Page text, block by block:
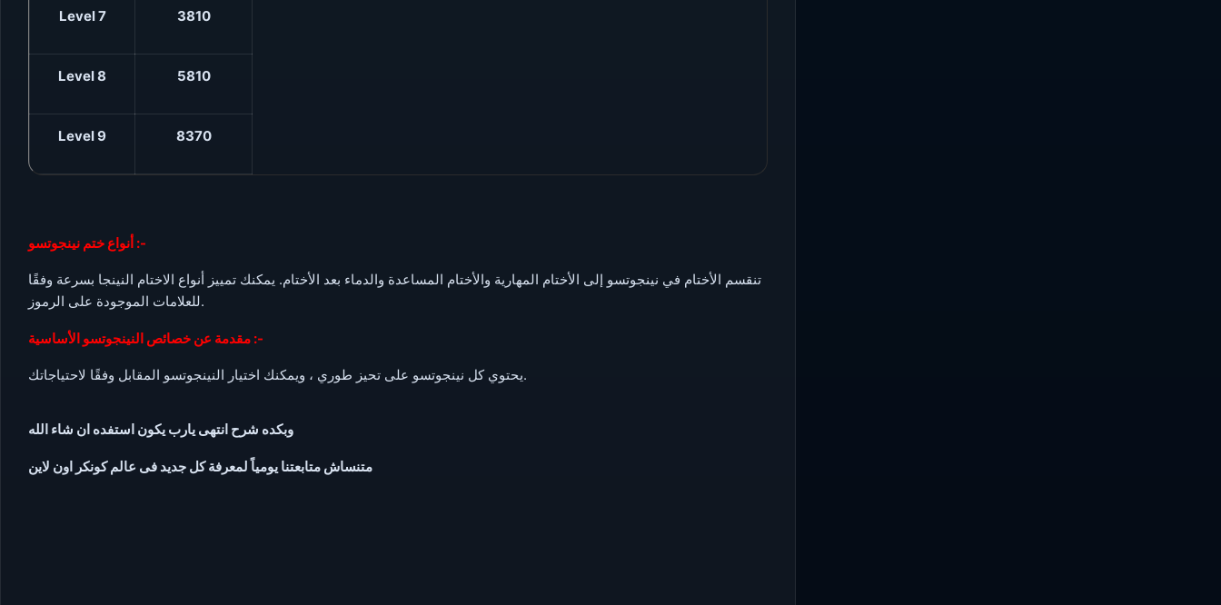
Level 7 3810
Level 8 5810
Level 9 8370
أنواع ختم نينجوتسو :-
تنقسم الأختام في نينجوتسو إلى الأختام المهارية والأختام المساعدة والدماء بعد الأختام. يمكنك تمييز أنواع الاختام النينجا بسرعة وفقًا
للعلامات الموجودة على الرموز.
مقدمة عن خصائص النينجوتسو الأساسية :-
يحتوي كل نينجوتسو على تحيز طوري ، ويمكنك اختيار النينجوتسو المقابل وفقًا لاحتياجاتك.
متنساش متابعتنا يومياً لمعرفة كل جديد فى عالم كونكر اون لاين